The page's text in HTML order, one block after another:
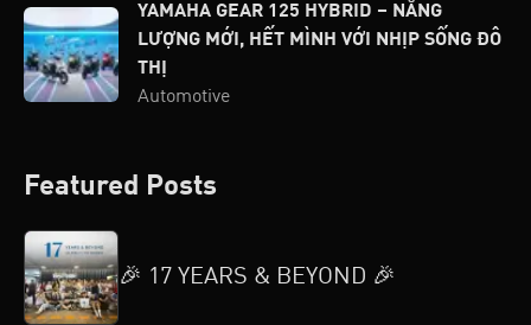
YAMAHA GEAR 125 HYBRID – NĂNG
LƯỢNG MỚI, HẾT MÌNH VỚI NHỊP SỐNG ĐÔ
THỊ
Automotive
Featured Posts
🎉 17 YEARS & BEYOND 🎉